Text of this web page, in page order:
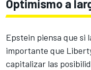
Optimismo a
Epstein piensa que si
importante que
capitalizar las